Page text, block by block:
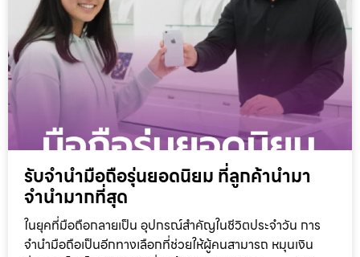
รับจำนำมือถือรุ่นยอดนิยม ที่ลูกค้านำมา
จำนำมากที่สุด
ในยุคที่มือถือกลายเป็น อุปกรณ์สำคัญในชีวิตประจำวัน การ
จำนำมือถือเป็นอีกทางเลือกที่ช่วยให้ผู้คนสามารถ หมุนเงิน